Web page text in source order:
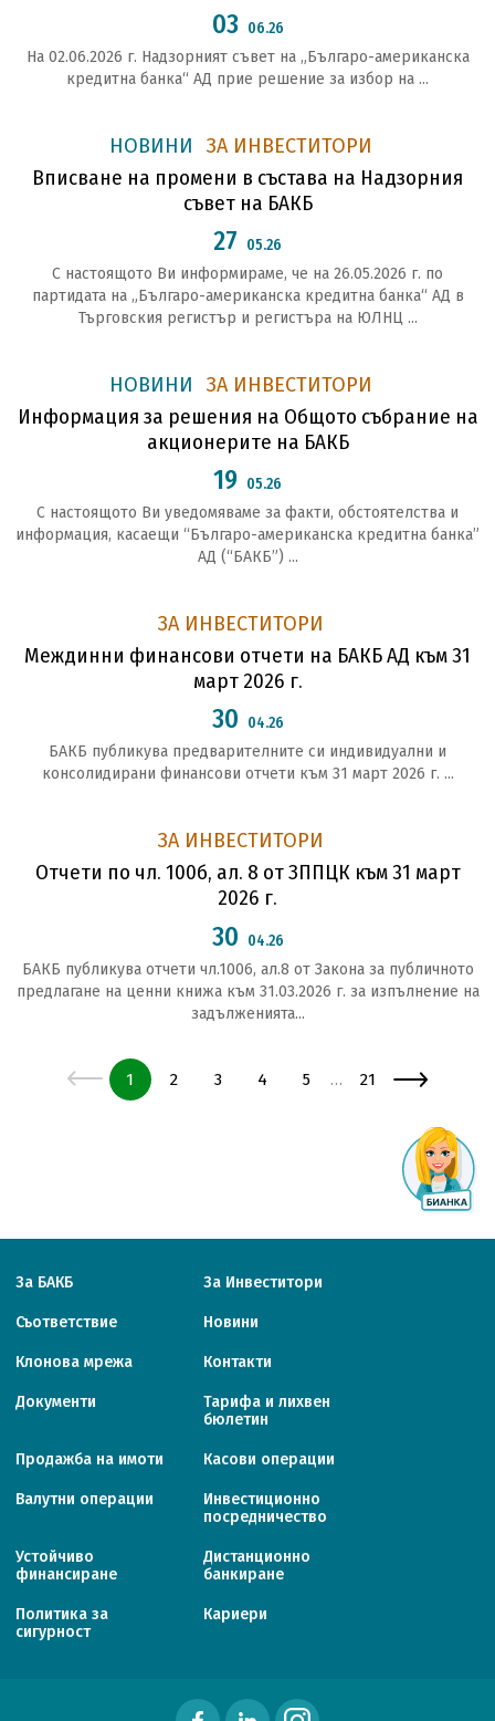
03 06.26
На 02.06.2026 г. Надзорният съвет на „Българо-американска
кредитна банка“ АД прие решение за избор на ...
НОВИНИ ЗА ИНВЕСТИТОРИ
Вписване на промени в състава на Надзорния
съвет на БАКБ
27 05.26
С настоящото Ви информираме, че на 26.05.2026 г. по
партидата на „Българо-американска кредитна банка“ АД в
Търговския регистър и регистъра на ЮЛНЦ ...
НОВИНИ ЗА ИНВЕСТИТОРИ
Информация за решения на Общото събрание на
акционерите на БАКБ
19 05.26
С настоящото Ви уведомяваме за факти, обстоятелства и
информация, касаещи “Българо-американска кредитна банка”
АД (“БАКБ”) ...
ЗА ИНВЕСТИТОРИ
Междинни финансови отчети на БАКБ АД към 31
март 2026 г.
30 04.26
БАКБ публикува предварителните си индивидуални и
консолидирани финансови отчети към 31 март 2026 г. ...
ЗА ИНВЕСТИТОРИ
Отчети по чл. 100б, ал. 8 от ЗППЦК към 31 март
2026 г.
30 04.26
БАКБ публикува отчети чл.1006, ал.8 от Закона за публичното
предлагане на ценни книжа към 31.03.2026 г. за изпълнение на
задълженията...
Страница
1 Страница
2 Страница
3 Страница
4 Страница
5 … Страница
21
За БАКБ За Инвеститори
Съответствие Новини
Клонова мрежа Контакти
Документи
Тарифa и лихвен
бюлетин
Продажба на имоти Касови операции
Валутни операции
Инвестиционно
посредничество
Устойчиво
финансиране
Дистанционно
банкиране
Политика за
сигурност
Кариери